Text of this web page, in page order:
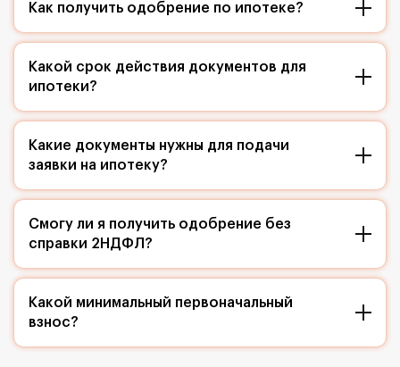
Как получить одобрение по ипотеке?
Какой срок действия документов для
ипотеки?
Какие документы нужны для подачи
заявки на ипотеку?
Смогу ли я получить одобрение без
справки 2НДФЛ?
Какой минимальный первоначальный
взнос?